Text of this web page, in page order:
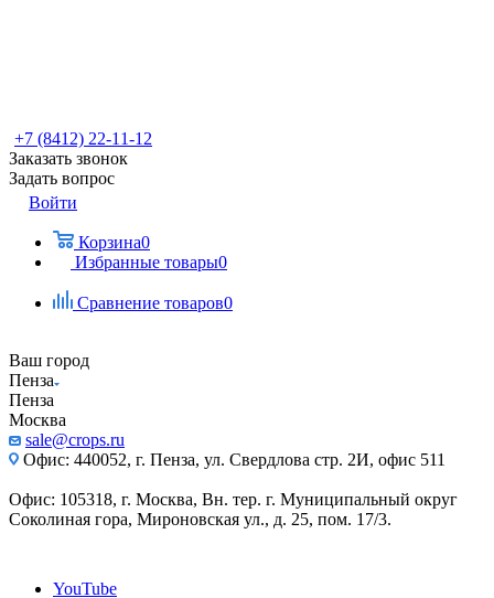
+7 (8412) 22-11-12
Заказать звонок
Задать вопрос
Войти
Корзина0
Избранные товары0
Сравнение товаров0
Ваш город
Пенза
Пенза
Москва
sale@crops.ru
Офис: 440052, г. Пенза, ул. Свердлова стр. 2И, офис 511
Офис: 105318, г. Москва, Вн. тер. г. Муниципальный округ
Соколиная гора, Мироновская ул., д. 25, пом. 17/3.
YouTube